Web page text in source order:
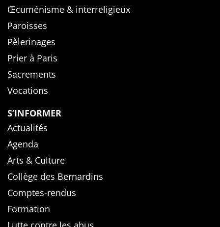
Œcuménisme & interreligieux
Paroisses
Pèlerinages
Prier à Paris
Sacrements
Vocations
S’INFORMER
Actualités
Agenda
Arts & Culture
Collège des Bernardins
Comptes-rendus
Formation